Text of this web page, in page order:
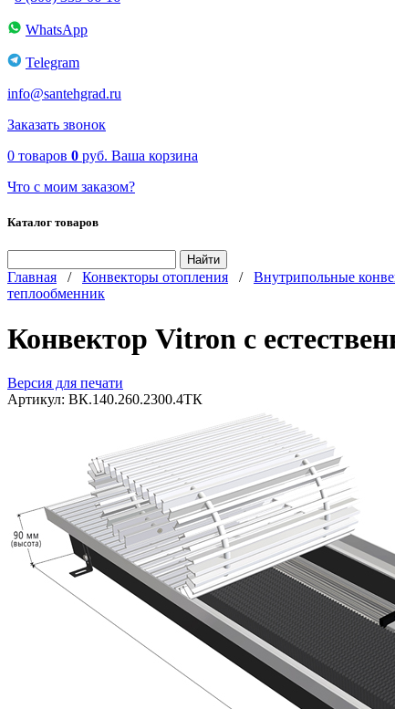
WhatsApp
Telegram
info@santehgrad.ru
Заказать звонок
0 товаров 0 руб. Ваша корзина
Что с моим заказом?
Каталог товаров
Главная / Конвекторы отопления / Внутрипольные
теплообменник
Конвектор Vitron с
Версия для печати
Артикул: ВК.140.260.2300.4ТК